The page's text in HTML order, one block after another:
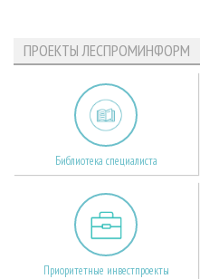
ПРОЕКТЫ ЛЕСПРОМИНФОРМ
Библиотека специалиста
Приоритетные инвестпроекты